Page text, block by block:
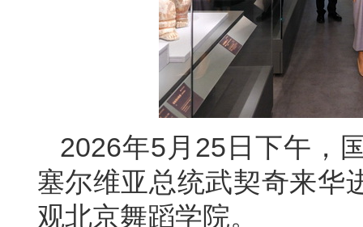
2026年5月25日下午，
塞尔维亚总统武契奇来华
观北京舞蹈学院。